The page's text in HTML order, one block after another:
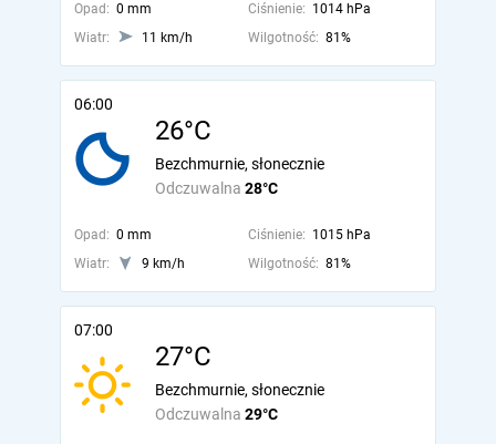
Opad: 0 mm Ciśnienie: 1014 hPa
Wiatr:
11 km/h Wilgotność: 81%
06:00
26°C
Odczuwalna 28°C
Bezchmurnie, słonecznie
Opad: 0 mm Ciśnienie: 1015 hPa
Wiatr:
9 km/h Wilgotność: 81%
07:00
27°C
Odczuwalna 29°C
Bezchmurnie, słonecznie